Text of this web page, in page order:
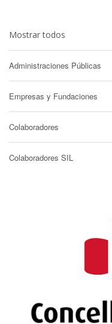
Mostrar todos
Administraciones Públicas
Empresas y Fundaciones
Colaboradores
Colaboradores SIL